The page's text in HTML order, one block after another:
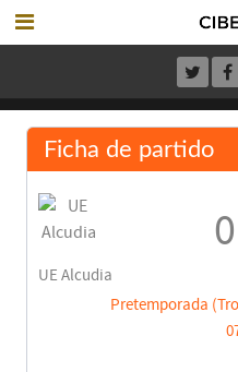
Ficha de partido
UE Alcudia
Pretemporada